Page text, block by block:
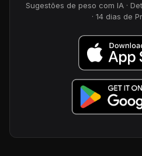
Sugestões de peso com IA ·
· 14 dias de